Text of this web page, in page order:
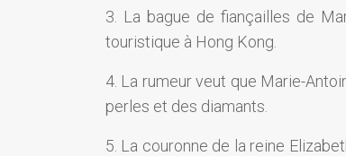
3. La bague de fiançailles de
touristique à Hong Kong.
4. La rumeur veut que Marie-
perles et des diamants.
5. La couronne de la reine